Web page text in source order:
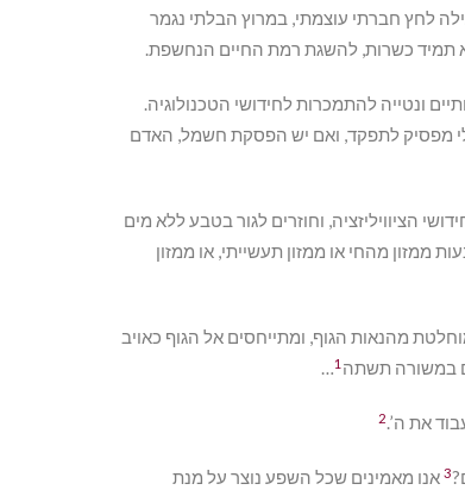
לחץ חברתי עוצמתי, במרוץ הבלתי נגמר
תמיד כשרות, להשגת רמת החיים הנחשפת.
ונטייה להתמכרות לחידושי הטכנולוגיה.
מפסיק לתפקד, ואם יש הפסקת חשמל, האדם
הציוויליזציה, וחוזרים לגור בטבע ללא מים
ממזון מהחי או ממזון תעשייתי, או ממזון
מהנאות הגוף, ומתייחסים אל הגוף כאויב
במשורה תשתה 1
…
את ה’.2
3 אנו מאמינים שכל השפע נוצר על מנת